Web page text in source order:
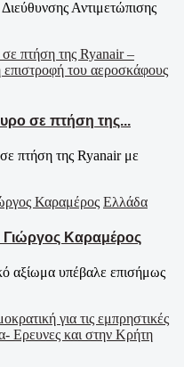
Διεύθυνσης Αντιμετώπισης
σε πτήση της...
πτήση της Ryanair με
Ελλάδα
Γιώργος Καραμέρος
αξίωμα υπέβαλε επισήμως